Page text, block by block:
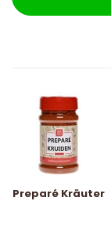
Preparé Kräuter